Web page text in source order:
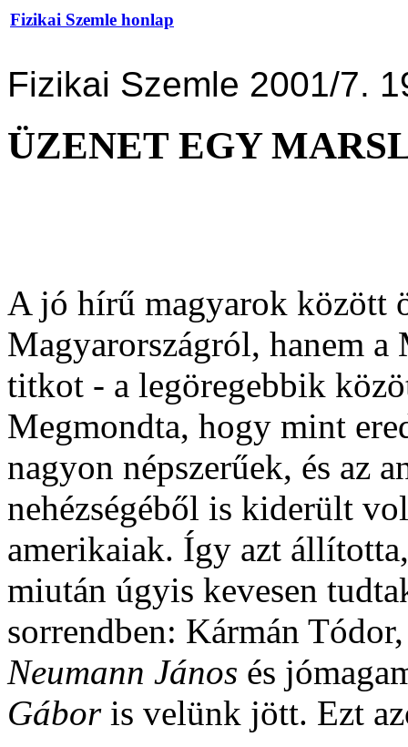
Fizikai Szemle honlap
Fizikai Szemle 2001/7.
ÜZENET EGY
A jó hírű magyarok között
Magyarországról, hanem
titkot - a legöregebbik
Megmondta, hogy mint
nagyon népszerűek, és az
nehézségéből is kiderült
amerikaiak. Így azt
miután úgyis kevesen
sorrendben: Kármán
Neumann János és
Gábor is velünk jött. Ezt